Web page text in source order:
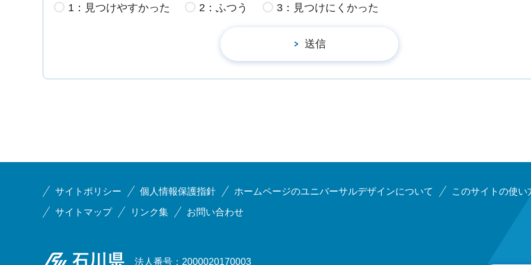
1：見つけやすかった 2：ふつう 3：見つけにくかった
サイトポリシー 個人情報保護指針 ホームページのユニバーサルデザインについて このサイトの使い
サイトマップ リンク集 お問い合わせ
石川県 法人番号：2000020170003